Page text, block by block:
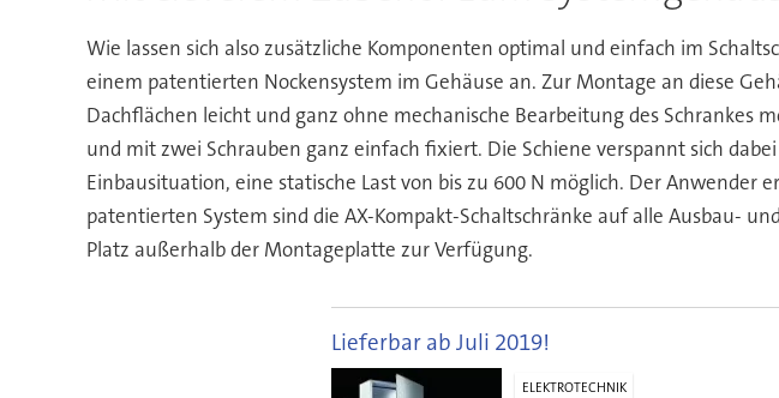
Wie lassen sich also zusätzliche Komponenten optimal und einfach im
einem patentierten Nockensystem im Gehäuse an. Zur Montage an diese
Dachflächen leicht und ganz ohne mechanische Bearbeitung des
und mit zwei Schrauben ganz einfach fixiert. Die Schiene verspannt sich
Einbausituation, eine statische Last von bis zu 600 N möglich. Der
patentierten System sind die AX-Kompakt-Schaltschränke auf alle Ausbau-
Platz außerhalb der Montageplatte zur Verfügung.
Lieferbar ab Juli 2019!
ELEKTROTECHNIK